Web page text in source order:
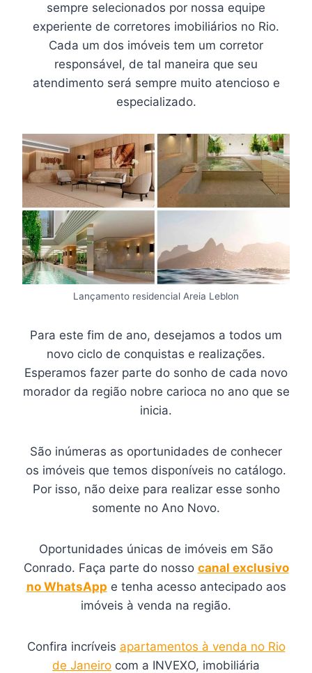
sempre selecionados por nossa equipe
experiente de corretores imobiliários no Rio.
Cada um dos imóveis tem um corretor
responsável, de tal maneira que seu
atendimento será sempre muito atencioso e
especializado.
Lançamento residencial Areia Leblon
Para este fim de ano, desejamos a todos um
novo ciclo de conquistas e realizações.
Esperamos fazer parte do sonho de cada novo
morador da região nobre carioca no ano que se
inicia.
São inúmeras as oportunidades de conhecer
os imóveis que temos disponíveis no catálogo.
Por isso, não deixe para realizar esse sonho
somente no Ano Novo.
Oportunidades únicas de imóveis em São
Conrado. Faça parte do nosso canal exclusivo
no WhatsApp e tenha acesso antecipado aos
imóveis à venda na região.
Confira incríveis apartamentos à venda no Rio
de Janeiro com a INVEXO, imobiliária